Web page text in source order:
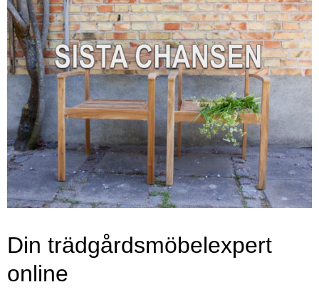
Din trädgårdsmöbelexpert
online